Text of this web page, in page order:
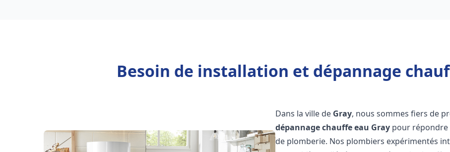
Besoin de installation et dépannage
Dans la ville de Gray, nous sommes fiers de
dépannage chauffe eau Gray pour répondre
de plomberie. Nos plombiers expérimentés